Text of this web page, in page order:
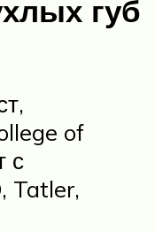
губ
of
с
Tatler,